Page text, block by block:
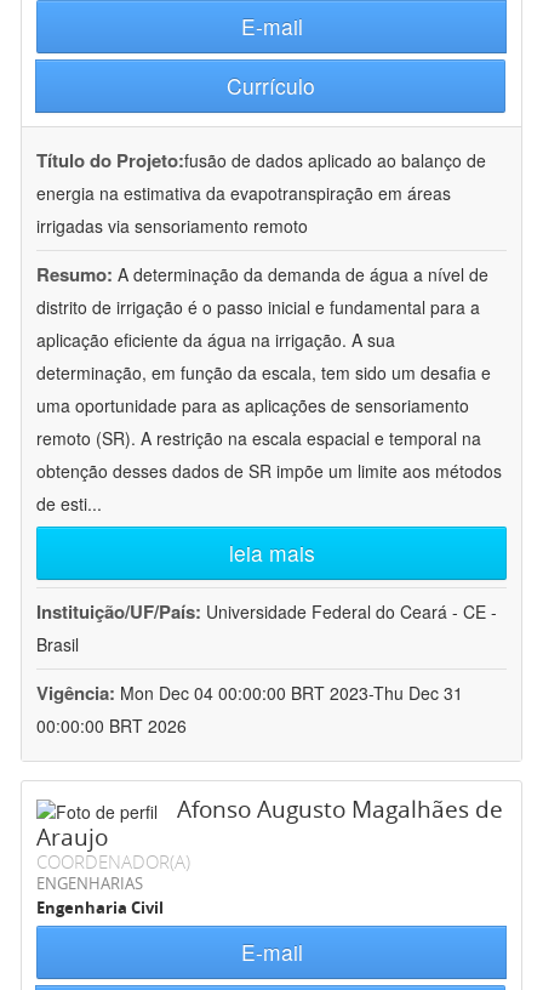
E-mail
Currículo
Título do Projeto:fusão de dados aplicado ao balanço de
energia na estimativa da evapotranspiração em áreas
irrigadas via sensoriamento remoto
Resumo: A determinação da demanda de água a nível de
distrito de irrigação é o passo inicial e fundamental para a
aplicação eficiente da água na irrigação. A sua
determinação, em função da escala, tem sido um desafia e
uma oportunidade para as aplicações de sensoriamento
remoto (SR). A restrição na escala espacial e temporal na
obtenção desses dados de SR impõe um limite aos métodos
de esti...
leia mais
Instituição/UF/País: Universidade Federal do Ceará - CE -
Brasil
Vigência: Mon Dec 04 00:00:00 BRT 2023-Thu Dec 31
00:00:00 BRT 2026
Afonso Augusto Magalhães de
Araujo
COORDENADOR(A)
ENGENHARIAS
Engenharia Civil
E-mail